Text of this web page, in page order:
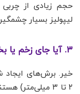
حجم زیادی از چربی
لیپولیز بسیار
۳. آیا جای زخم یا بخیه روی گردن باقی می‌ماند؟
خیر. برش‌های ایجاد
۲ تا ۳